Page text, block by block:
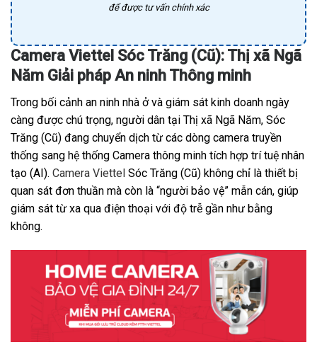
để được tư vấn chính xác
Camera Viettel Sóc Trăng (Cũ): Thị xã Ngã
Năm Giải pháp An ninh Thông minh
Trong bối cảnh an ninh nhà ở và giám sát kinh doanh ngày
càng được chú trọng, người dân tại Thị xã Ngã Năm, Sóc
Trăng (Cũ) đang chuyển dịch từ các dòng camera truyền
thống sang hệ thống Camera thông minh tích hợp trí tuệ nhân
tạo (AI). Camera Viettel Sóc Trăng (Cũ) không chỉ là thiết bị
quan sát đơn thuần mà còn là “người bảo vệ” mẫn cán, giúp
giám sát từ xa qua điện thoại với độ trễ gần như bằng
không.